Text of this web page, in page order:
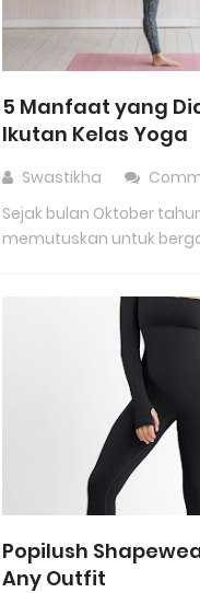
5 Manfaat yang
Ikutan Kelas Yoga
Swastikha
Sejak bulan Oktober
memutuskan untuk
Popilush
Any Outfit